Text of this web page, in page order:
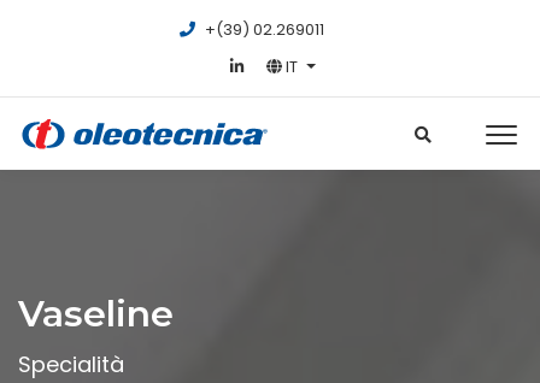
+(39) 02.269011
IT
Vaseline
Specialità